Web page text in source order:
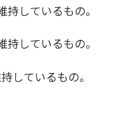
しているもの。
しているもの。
しているもの。